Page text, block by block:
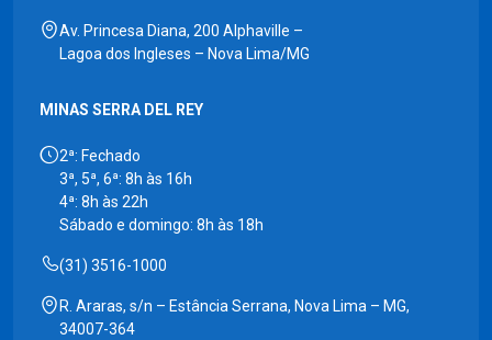
Av. Princesa Diana, 200 Alphaville –
Lagoa dos Ingleses – Nova Lima/MG
MINAS SERRA DEL REY
2ª: Fechado
3ª, 5ª, 6ª: 8h às 16h
4ª: 8h às 22h
Sábado e domingo: 8h às 18h
(31) 3516-1000
R. Araras, s/n – Estância Serrana, Nova Lima – MG,
34007-364